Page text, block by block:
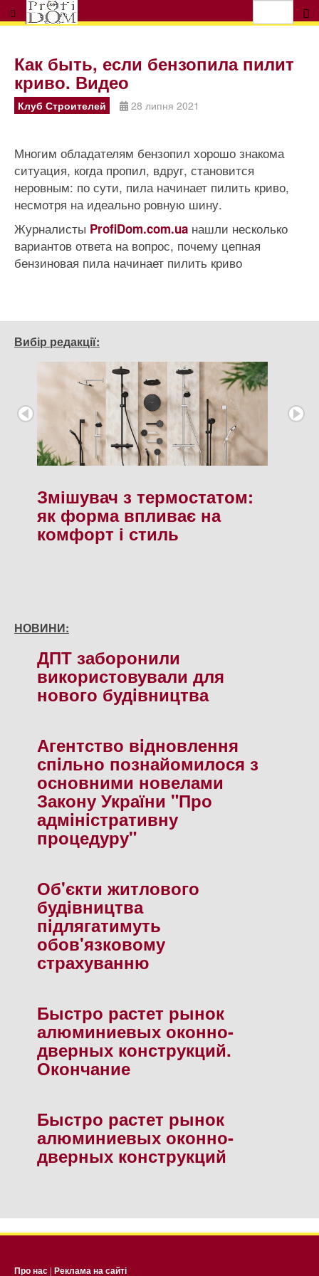
Как быть, если бензопила пилит
криво. Видео
Клуб Строителей 28 липня 2021
Многим обладателям бензопил хорошо знакома
ситуация, когда пропил, вдруг, становится
неровным: по сути, пила начинает пилить криво,
несмотря на идеально ровную шину.
Журналисты ProfiDom.com.ua нашли несколько
вариантов ответа на вопрос, почему цепная
бензиновая пила начинает пилить криво
Вибір редакції:
Змішувач з термостатом:
як форма впливає на
комфорт і стиль
НОВИНИ:
ДПТ заборонили
використовували для
нового будiвництва
Агентство вiдновлення
спiльно познайомилося з
основними новелами
Закону України "Про
адмiнiстративну
процедуру"
Об'єкти житлового
будiвництва
пiдлягатимуть
обов'язковому
страхуванню
Быстро растет рынок
алюминиевых оконно-
дверных конструкций.
Окончание
Быстро растет рынок
алюминиевых оконно-
дверных конструкций
Про нас | Реклама на сайті